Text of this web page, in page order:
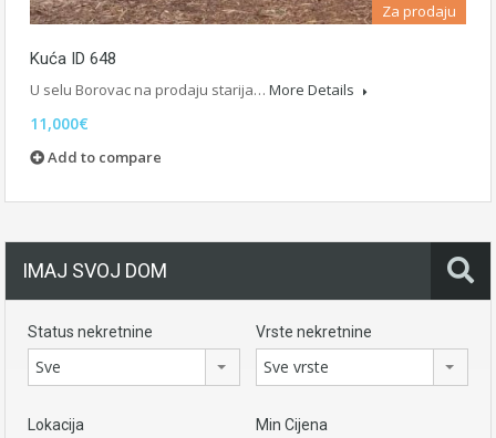
Za prodaju
Kuća ID 648
U selu Borovac na prodaju starija… More Details
11,000€
Add to compare
IMAJ SVOJ DOM
Status nekretnine
Sve
Vrste nekretnine
Sve vrste
Lokacija Min Cijena